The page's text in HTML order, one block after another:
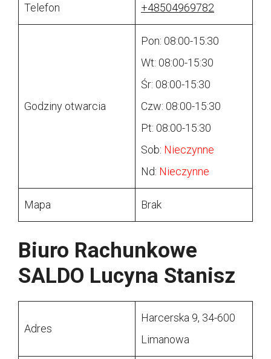
Telefon +48504969782
Godziny otwarcia
Pon: 08:00-15:30
Wt: 08:00-15:30
Śr: 08:00-15:30
Czw: 08:00-15:30
Pt: 08:00-15:30
Sob: Nieczynne
Nd: Nieczynne
Mapa Brak
Biuro Rachunkowe
SALDO Lucyna Stanisz
Adres
Harcerska 9, 34-600
Limanowa